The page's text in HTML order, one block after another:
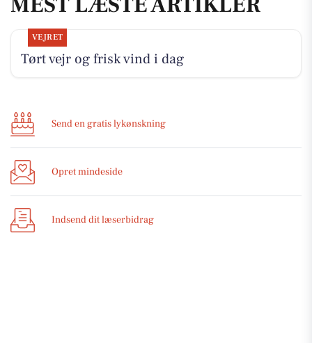
VEJRET
Tørt vejr og frisk vind i dag
Send en gratis lykønskning
Opret mindeside
Indsend dit læserbidrag